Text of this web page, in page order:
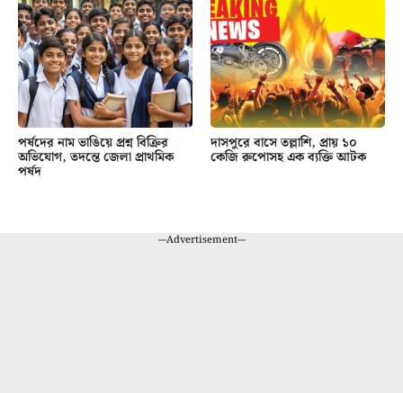
পর্ষদের নাম ভাঙিয়ে প্রশ্ন বিক্রির
অভিযোগ, তদন্তে জেলা প্রাথমিক
পর্ষদ
দাসপুরে বাসে তল্লাশি, প্রায় ১০
কেজি রুপোসহ এক ব্যক্তি আটক
---Advertisement---